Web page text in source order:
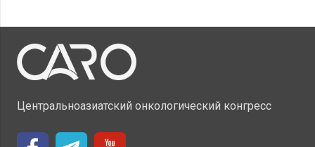
Центральноазиатский онкологический конгресс